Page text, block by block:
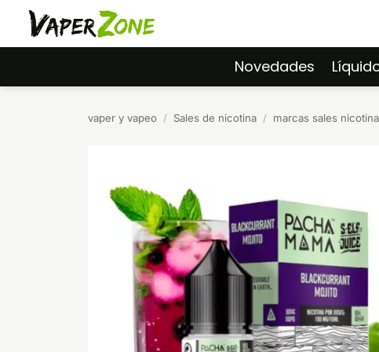
Saltar
contenido
Novedades
vaper y vapeo / Sales de nicotina / marcas sales nicotina